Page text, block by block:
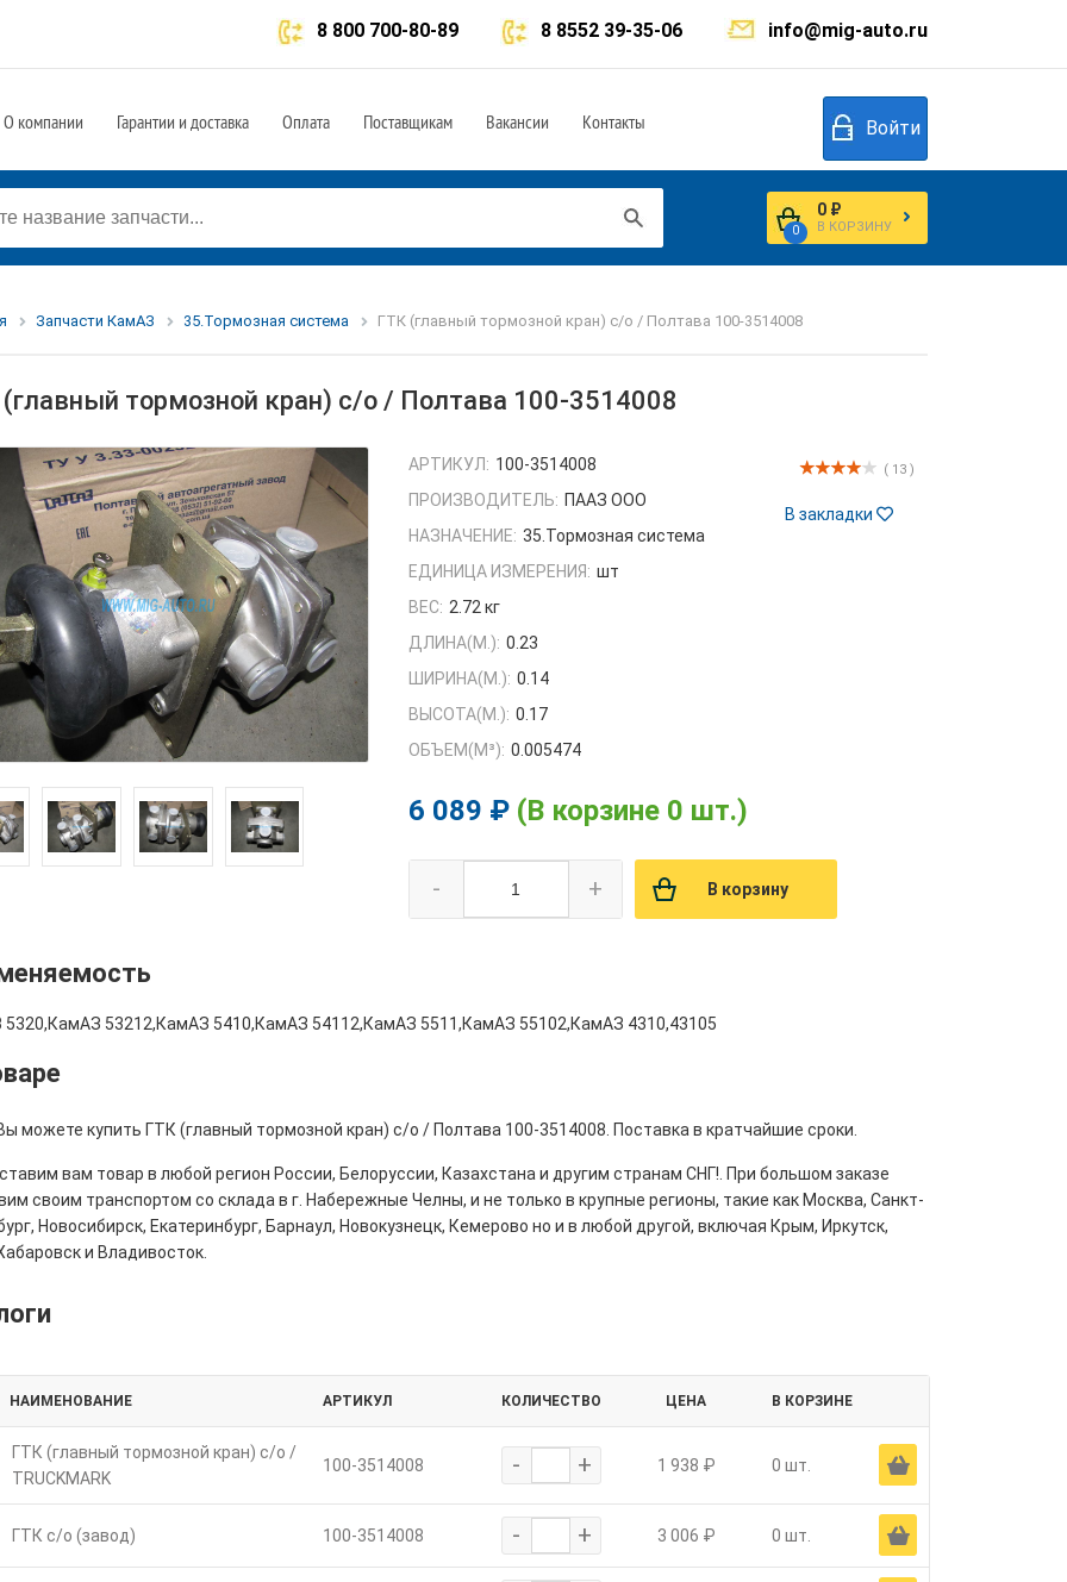
info@mig-auto.ru
8 8552 39-35-06
8 800 700-80-89
О компании Гарантии и доставка Оплата Поставщикам Вакансии Контакты Войти
0
0 ₽
В КОРЗИНУ
Запчасти КамАЗ 35.Тормозная система ГТК (главный тормозной кран) с/о / Полтава 100-3514008
тормозной кран) с/о / Полтава 100-3514008
( 13 )
В закладки
АРТИКУЛ: 100-3514008
ПРОИЗВОДИТЕЛЬ: ПААЗ ООО
НАЗНАЧЕНИЕ: 35.Тормозная система
ЕДИНИЦА ИЗМЕРЕНИЯ: шт
ВЕС: 2.72 кг
ДЛИНА(М.): 0.23
ШИРИНА(М.): 0.14
ВЫСОТА(М.): 0.17
ОБЪЕМ(M³): 0.005474
6 089 ₽ (В корзине 0 шт.)
- + В корзину
5320,КамАЗ 53212,КамАЗ 5410,КамАЗ 54112,КамАЗ 5511,КамАЗ 55102,КамАЗ 4310,43105
можете купить ГТК (главный тормозной кран) с/о / Полтава 100-3514008. Поставка в кратчайшие сроки.
вам товар в любой регион России, Белоруссии, Казахстана и другим странам СНГ!. При большом заказе
своим транспортом со склада в г. Набережные Челны, и не только в крупные регионы, такие как Москва, Санкт-
Новосибирск, Екатеринбург, Барнаул, Новокузнецк, Кемерово но и в любой другой, включая Крым, Иркутск,
и Владивосток.
НАИМЕНОВАНИЕ АРТИКУЛ КОЛИЧЕСТВО ЦЕНА В КОРЗИНЕ
ГТК (главный тормозной кран) с/о /
TRUCKMARK
100-3514008 - + 1 938 ₽ 0 шт. Ä
ГТК с/о (завод) 100-3514008 - + 3 006 ₽ 0 шт. Ä